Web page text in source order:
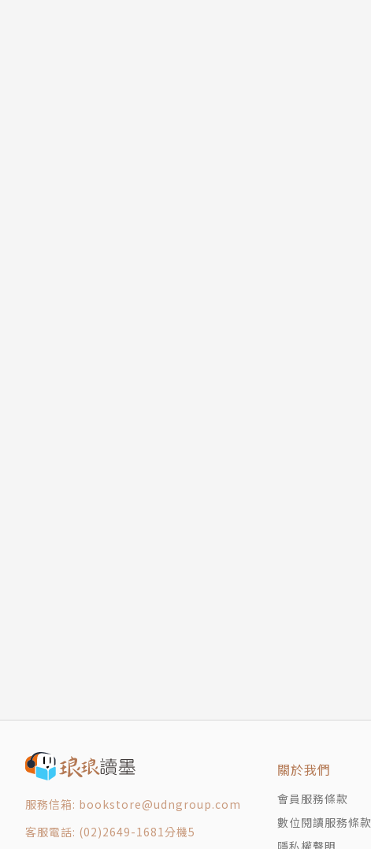
服務信箱: bookstore@udngroup.com
客服電話: (02)2649-1681分機5
關於我們
會員服務條款
數位閱讀服務條款